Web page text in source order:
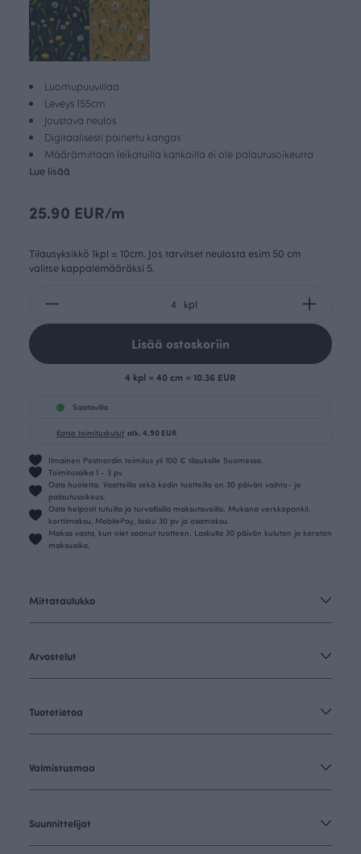
Luomupuuvillaa
Leveys 155cm
Joustava neulos
Digitaalisesti painettu kangas
Määrämittaan leikatuilla kankailla ei ole palautusoikeutta
Lue lisää
25.90 EUR/m
Tilausyksikkö 1kpl = 10cm. Jos tarvitset neulosta esim 50 cm
valitse kappalemääräksi 5.
kpl
Lisää ostoskoriin
4 kpl = 40 cm = 10.36 EUR
Saatavilla
Katso toimituskulut alk. 4.90 EUR
Ilmainen Postnordin toimitus yli 100 € tilauksille Suomessa.
Toimitusaika 1 - 3 pv
Osta huoletta. Vaatteilla sekä kodin tuotteilla on 30 päivän vaihto- ja
palautusoikeus.
Osta helposti tutuilla ja turvallisilla maksutavoilla. Mukana verkkopankit,
korttimaksu, MobilePay, lasku 30 pv ja osamaksu.
Maksa vasta, kun olet saanut tuotteen. Laskulla 30 päivän kuluton ja koroton
maksuaika.
Mittataulukko
Arvostelut
Tuotetietoa
Valmistusmaa
Suunnittelijat